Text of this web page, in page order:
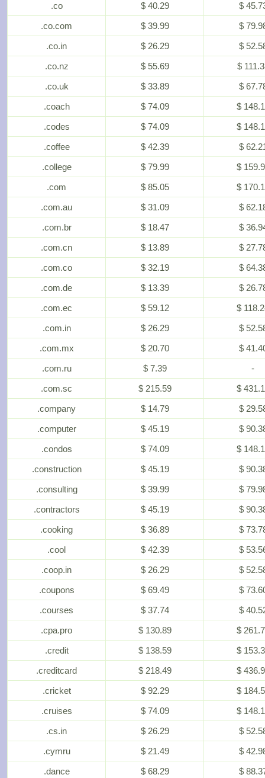
.co
$ 40.29
$
.co.com
$ 39.99
$
.co.in
$ 26.29
$
.co.nz
$ 55.69
$
.co.uk
$ 33.89
$
.coach
$ 74.09
$
.codes
$ 74.09
$
.coffee
$ 42.39
$
.college
$ 79.99
$
.com
$ 85.05
$
.com.au
$ 31.09
$
.com.br
$ 18.47
$
.com.cn
$ 13.89
$
.com.co
$ 32.19
$
.com.de
$ 13.39
$
.com.ec
$ 59.12
$
.com.in
$ 26.29
$
.com.mx
$ 20.70
$
.com.ru
$ 7.39
-
.com.sc
$ 215.59
$
.company
$ 14.79
$
.computer
$ 45.19
$
.condos
$ 74.09
$
.construction
$ 45.19
$
.consulting
$ 39.99
$
.contractors
$ 45.19
$
.cooking
$ 36.89
$
.cool
$ 42.39
$
.coop.in
$ 26.29
$
.coupons
$ 69.49
$
.courses
$ 37.74
$
.cpa.pro
$ 130.89
$
.credit
$ 138.59
$
.creditcard
$ 218.49
$
.cricket
$ 92.29
$
.cruises
$ 74.09
$
.cs.in
$ 26.29
$
.cymru
$ 21.49
$
.dance
$ 68.29 $